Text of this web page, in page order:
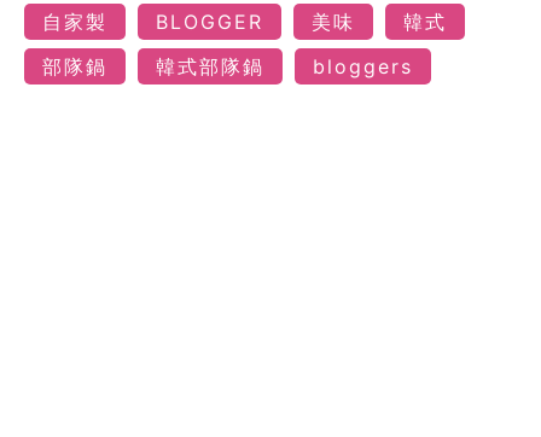
自家製
BLOGGER 美味
韓式
部隊鍋
韓式部隊鍋 bloggers